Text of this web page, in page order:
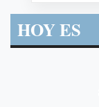
HOY ES